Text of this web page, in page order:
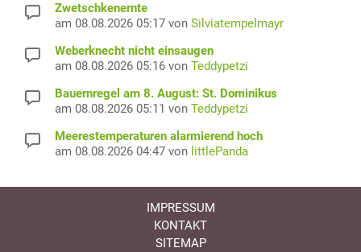
Zwetschkenernte
am 08.08.2026 05:17 von Silviatempelmayr
Weberknecht nicht einsaugen
am 08.08.2026 05:16 von Teddypetzi
Bauernregel am 8. August: St. Dominikus
am 08.08.2026 05:11 von Teddypetzi
Meerestemperaturen alarmierend hoch
am 08.08.2026 04:47 von littlePanda
IMPRESSUM
KONTAKT
SITEMAP